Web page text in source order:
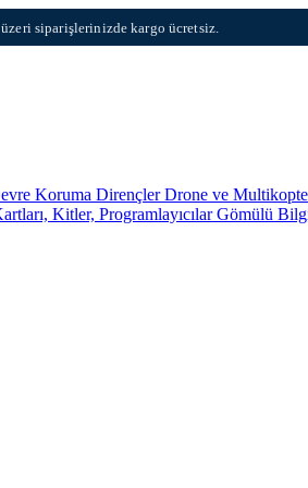
siparişlerinizde kargo ücretsiz.
Koruma DirençlerDrone ve
Kitler, ProgramlayıcılarGömülü